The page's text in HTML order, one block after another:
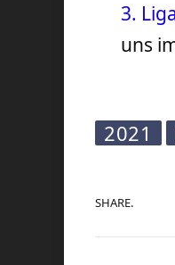
3. Liga
uns
2021
SHARE.